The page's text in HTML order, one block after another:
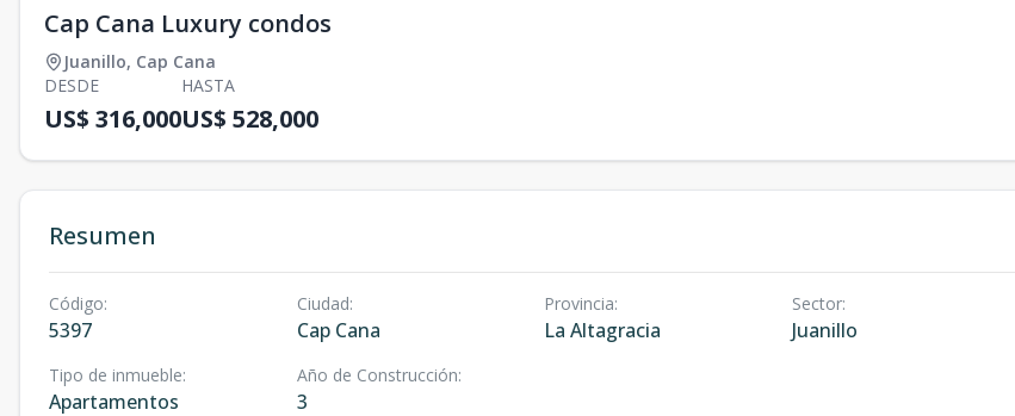
Cap Cana Luxury condos
Juanillo, Cap Cana
DESDE
US$ 316,000
HASTA
US$ 528,000
Resumen
Código:
5397
Ciudad:
Cap Cana
Provincia:
La Altagracia
Sector:
Juanillo
Tipo de inmueble:
Apartamentos
Año de Construcción:
3